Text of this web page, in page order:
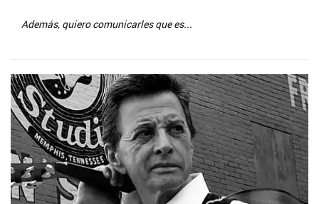
Además, quiero comunicarles que es...